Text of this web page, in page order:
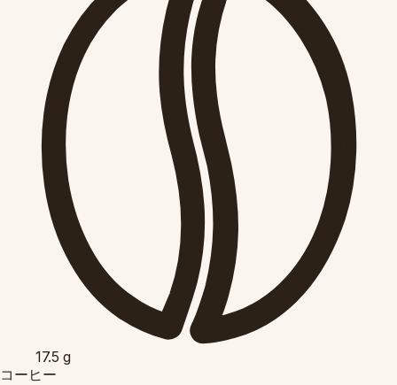
17.5g
コーヒー